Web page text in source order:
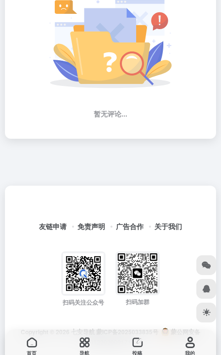
暂无评论...
友链申请 免责声明 广告合作 关于我们
扫码关注公众号 扫码加群
Copyright © 2026 七安导航 蒙ICP备2025033835号
蒙公网安备
15012202000171号
首页 导航 投稿 我的